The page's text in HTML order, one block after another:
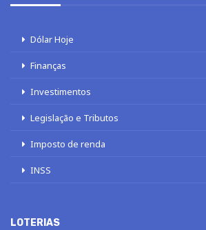
Dólar Hoje
Finanças
Investimentos
Legislação e Tributos
Imposto de renda
INSS
LOTERIAS